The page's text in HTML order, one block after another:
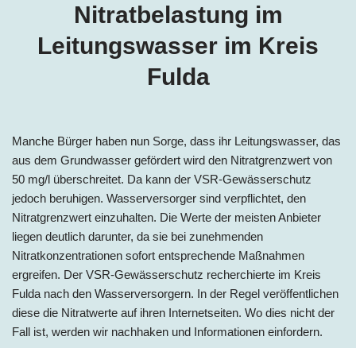
Nitratbelastung im
Leitungswasser im Kreis
Fulda
Manche Bürger haben nun Sorge, dass ihr Leitungswasser, das
aus dem Grundwasser gefördert wird den Nitratgrenzwert von
50 mg/l überschreitet. Da kann der VSR-Gewässerschutz
jedoch beruhigen. Wasserversorger sind verpflichtet, den
Nitratgrenzwert einzuhalten. Die Werte der meisten Anbieter
liegen deutlich darunter, da sie bei zunehmenden
Nitratkonzentrationen sofort entsprechende Maßnahmen
ergreifen. Der VSR-Gewässerschutz recherchierte im Kreis
Fulda nach den Wasserversorgern. In der Regel veröffentlichen
diese die Nitratwerte auf ihren Internetseiten. Wo dies nicht der
Fall ist, werden wir nachhaken und Informationen einfordern.